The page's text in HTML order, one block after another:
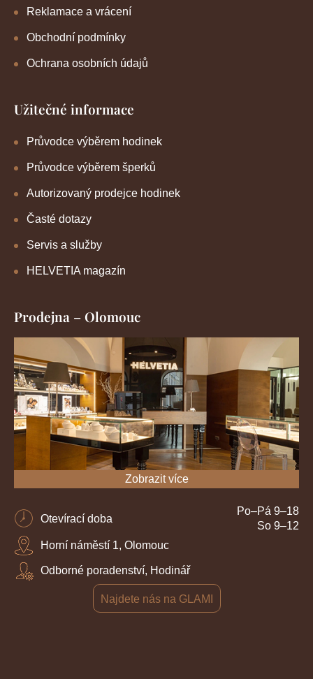
Reklamace a vrácení
Obchodní podmínky
Ochrana osobních údajů
Užitečné informace
Průvodce výběrem hodinek
Průvodce výběrem šperků
Autorizovaný prodejce hodinek
Časté dotazy
Servis a služby
HELVETIA magazín
Prodejna – Olomouc
Zobrazit více
Otevírací doba
Po–Pá 9–18
So 9–12
Horní náměstí 1, Olomouc
Odborné poradenství, Hodinář
Najdete nás na GLAMI